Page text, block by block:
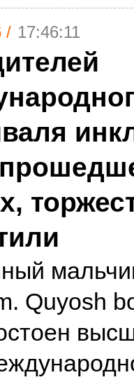
/ 17:46:11
Quyosh